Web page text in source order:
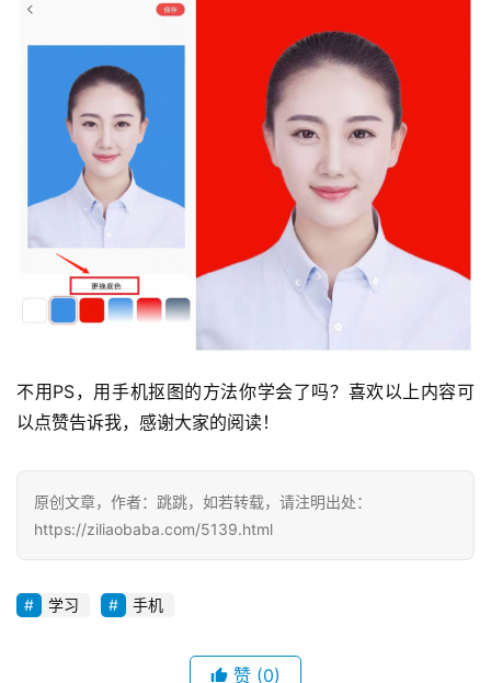
不用PS，用手机抠图的方法你学会了吗？喜欢以上内容可
以点赞告诉我，感谢大家的阅读！
原创文章，作者：跳跳，如若转载，请注明出处：
https://ziliaobaba.com/5139.html
学习 手机
赞 (0)